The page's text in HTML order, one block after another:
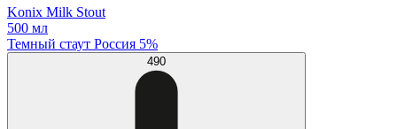
Konix Milk Stout
500 мл
Темный стаут Россия 5%
490